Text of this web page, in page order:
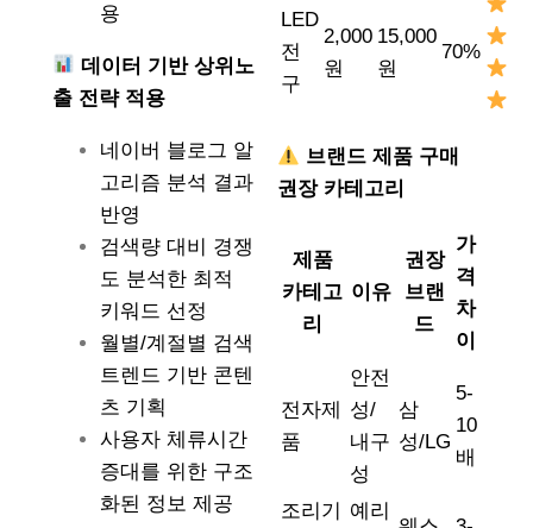
용
데이터 기반 상위노
출 전략 적용
네이버 블로그 알
고리즘 분석 결과
반영
검색량 대비 경쟁
도 분석한 최적
키워드 선정
월별/계절별 검색
트렌드 기반 콘텐
츠 기획
사용자 체류시간
증대를 위한 구조
화된 정보 제공
LED
전
구
2,000
원
15,000
원
70%
브랜드 제품 구매
권장 카테고리
제품
카테고
리
이유
권장
브랜
드
가
격
차
이
전자제
품
안전
성/
내구
성
삼
성/LG
5-
10
배
조리기 예리